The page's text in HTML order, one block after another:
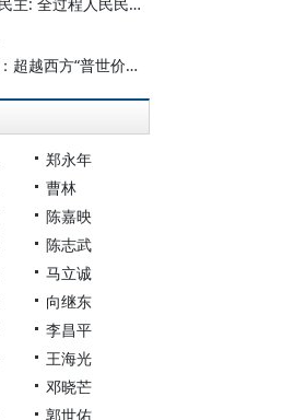
林修能：自由与民主：超越西方“普世价值”的全人类共同价值理论建构初探
郑永年
曹林
陈嘉映
陈志武
马立诚
向继东
李昌平
王海光
邓晓芒
郭世佑